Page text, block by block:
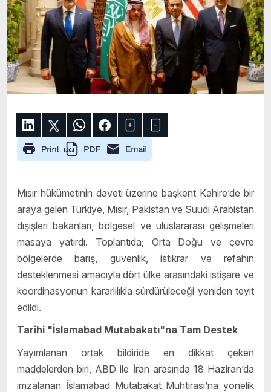
Mısır hükümetinin daveti üzerine başkent Kahire’de bir
araya gelen Türkiye, Mısır, Pakistan ve Suudi Arabistan
dışişleri bakanları, bölgesel ve uluslararası gelişmeleri
masaya yatırdı. Toplantıda; Orta Doğu ve çevre
bölgelerde barış, güvenlik, istikrar ve refahın
desteklenmesi amacıyla dört ülke arasındaki istişare ve
koordinasyonun kararlılıkla sürdürüleceği yeniden teyit
edildi.
Tarihi "İslamabad Mutabakatı"na Tam Destek
Yayımlanan ortak bildiride en dikkat çeken
maddelerden biri, ABD ile İran arasında 18 Haziran’da
imzalanan İslamabad Mutabakat Muhtırası’na yönelik